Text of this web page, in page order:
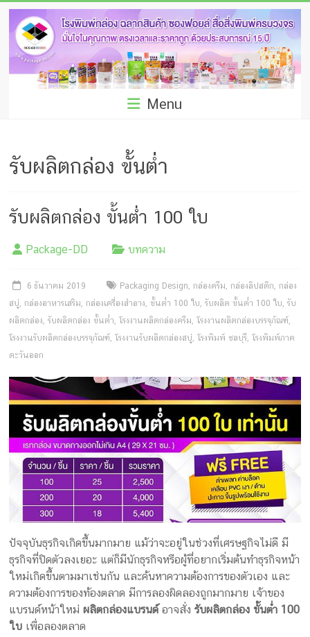
Skip
content
โรง
พิมพ์
กล่อง
ผลิต
ซอง
ฟอยล์
รับ
ผลิต
กล่อง
ครีม
บรรจุ
ภัณฑ์
ฉลาก
ครบ
วงจร
ผลิต
ผลิต
กล่อง
รับ
ผลิต
กล่อง
ครีม
Menu
รับผลิตกล่อง ขั้นต่ำ
รับผลิตกล่อง ขั้นต่ำ 100 ใบ
Package-DD บทความ
6 ธันวาคม 2019 Packaging Design,กล่องครีม,กล่องลิปสติก,กล่อง
สบู่,กล่องอาหารเสริม,กล่องเครื่องสำอาง,ขั้นต่ำ 100 ใบ,รับผลิต ขั้นต่ำ 100 ใบ,รับ
ผลิตกล่อง,รับผลิตกล่อง ขั้นต่ำ,โรงงานผลิตกล่องครีม,โรงงานผลิตกล่องบรรจุภัณฑ์,
โรงงานรับผลิตกล่องบรรจุภัณฑ์,โรงงานรับผลิตกล่องสบู่,โรงพิมพ์ ชลบุรี,โรงพิมพ์ภาค
ตะวันออก
ปัจจุบันธุรกิจเกิดขึ้นมากมาย แม้ว่าจะอยู่ในช่วงที่เศรษฐกิจไม่ดี มี
ธุรกิจที่ปิดตัวลงเยอะ แต่ก็มีนักธุรกิจหรือผู้ที่อยากเริ่มต้นทำธุรกิจหน้า
ใหม่เกิดขึ้นตามมาเช่นกัน และค้นหาความต้องการของตัวเอง และ
ความต้องการของท้องตลาด มีการลองผิดลองถูกมากมาย เจ้าของ
แบรนด์หน้าใหม่ผลิตกล่องแบรนด์ อาจสั่งรับผลิตกล่อง ขั้นต่ำ 100
ใบ เพื่อลองตลาด